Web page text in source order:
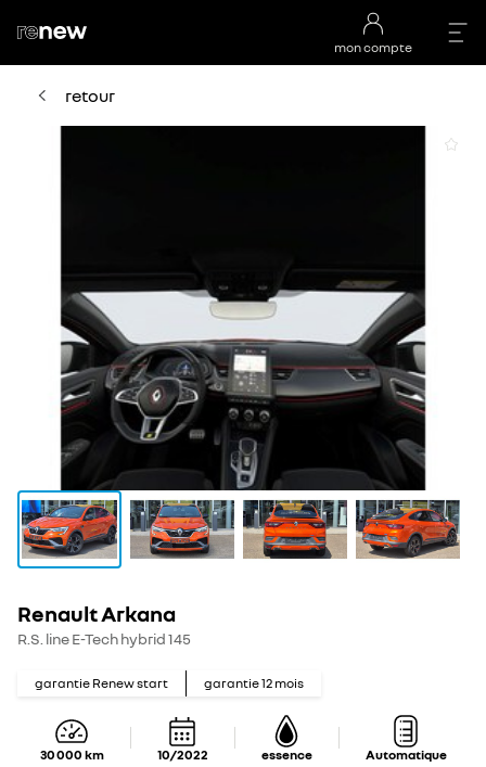
mon compte
retour
Renault Arkana
R.S. line E-Tech hybrid 145
garantie Renew start garantie12 mois
30 000 km 10/2022 essence Automatique